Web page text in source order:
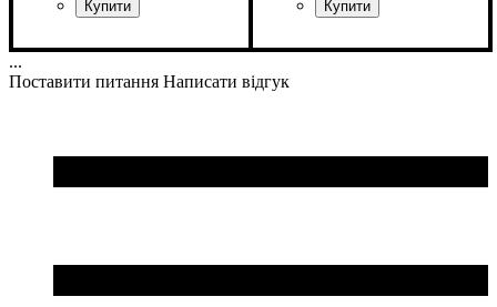
...
Поставити питання Написати відгук